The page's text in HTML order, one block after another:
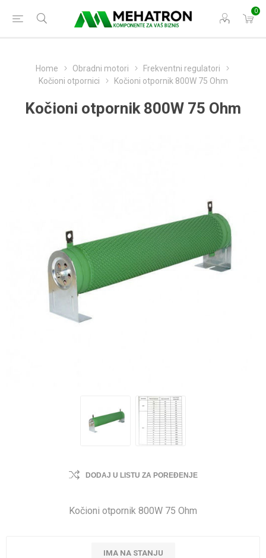
0
Home Obradni motori
Frekventni regulatori
Kočioni otpornici
Kočioni otpornik 800W 75 Ohm
Kočioni otpornik 800W 75 Ohm
DODAJ U LISTU ZA POREĐENJE
Kočioni otpornik 800W 75 Ohm
IMA NA STANJU